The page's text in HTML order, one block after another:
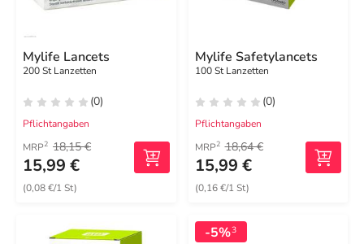
Mylife Lancets
200 St Lanzetten
(0)
Pflichtangaben
MRP2 18,15 €
15,99 €
(0,08 €/1 St)
Mylife Safetylancets
100 St Lanzetten
(0)
Pflichtangaben
MRP2 18,64 €
15,99 €
(0,16 €/1 St)
-5%3